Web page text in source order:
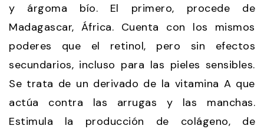
y árgoma bío. El primero, procede de
Madagascar, África. Cuenta con los mismos
poderes que el retinol, pero sin efectos
secundarios, incluso para las pieles sensibles.
Se trata de un derivado de la vitamina A que
actúa contra las arrugas y las manchas.
Estimula la producción de colágeno, de